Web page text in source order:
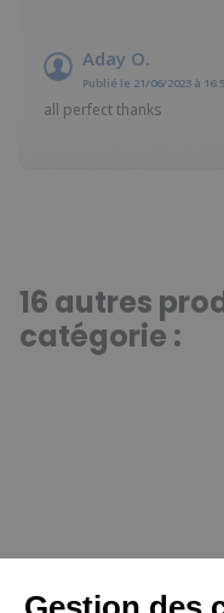
Aday O.
Publié le 21/06/2023 à
all perfect thanks
16 autres
catégorie :